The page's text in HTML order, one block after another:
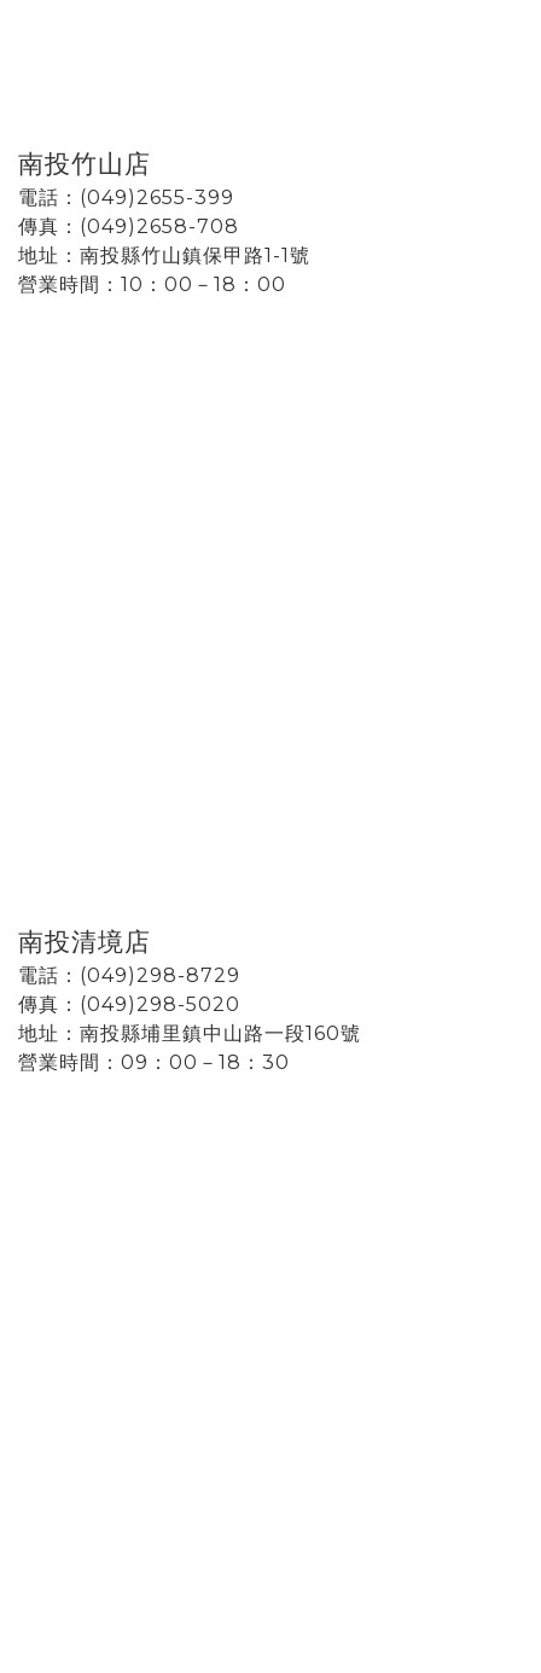
南投竹山店
電話：(049)2655-399
傳真：(049)2658-708
地址：南投縣竹山鎮保甲路1-1號
營業時間：10：00－18：00
南投清境店
電話：(049)298-8729
傳真：(049)298-5020
地址：南投縣埔里鎮中山路一段160號
營業時間：09：00－18：30